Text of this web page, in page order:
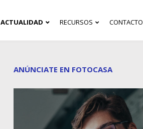
ACTUALIDAD RECURSOS CONTACTO
ANÚNCIATE EN FOTOCASA